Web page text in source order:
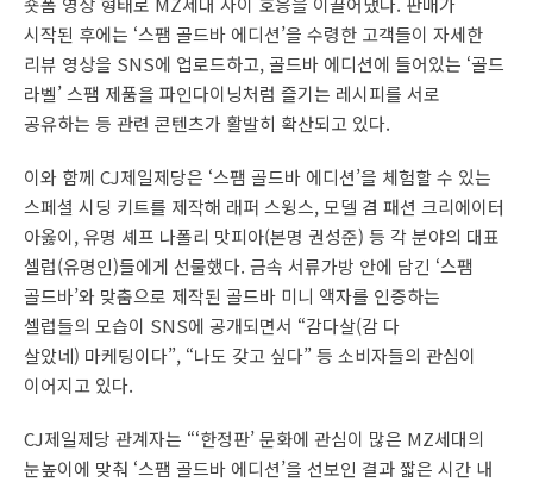
시작된 후에는 ‘스팸 골드바 에디션’을 수령한 고객들이 자세한
리뷰 영상을 SNS에 업로드하고, 골드바 에디션에 들어있는 ‘골드
라벨’ 스팸 제품을 파인다이닝처럼 즐기는 레시피를 서로
공유하는 등 관련 콘텐츠가 활발히 확산되고 있다.
이와 함께 CJ제일제당은 ‘스팸 골드바 에디션’을 체험할 수 있는
스페셜 시딩 키트를 제작해 래퍼 스윙스, 모델 겸 패션 크리에이터
아옳이, 유명 셰프 나폴리 맛피아(본명 권성준) 등 각 분야의 대표
셀럽(유명인)들에게 선물했다. 금속 서류가방 안에 담긴 ‘스팸
골드바’와 맞춤으로 제작된 골드바 미니 액자를 인증하는
셀럽들의 모습이 SNS에 공개되면서 “감다살(감 다
살았네) 마케팅이다”, “나도 갖고 싶다” 등 소비자들의 관심이
이어지고 있다.
CJ제일제당 관계자는 “‘한정판’ 문화에 관심이 많은 MZ세대의
눈높이에 맞춰 ‘스팸 골드바 에디션’을 선보인 결과 짧은 시간 내